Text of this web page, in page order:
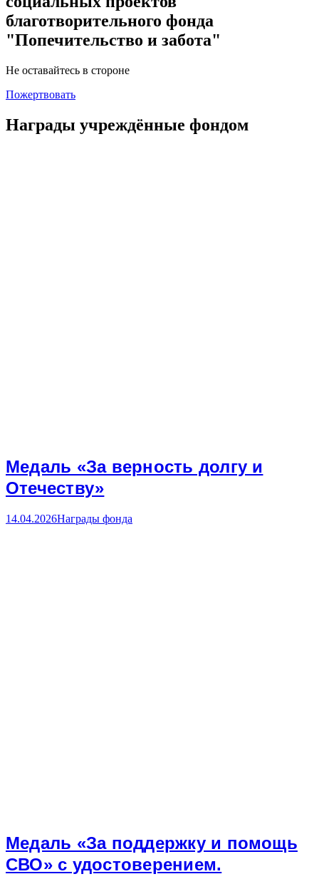
благотворительного фонда
"Попечительство и забота"
Не оставайтесь в стороне
Пожертвовать
Награды учреждённые фондом
Медаль «За верность долгу и
Отечеству»
14.04.2026Награды фонда
Медаль «За поддержку и помощь
СВО» с удостоверением.